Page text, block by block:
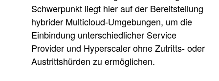
Schwerpunkt liegt hier auf der Bereitstellung
hybrider Multicloud-Umgebungen, um die
Einbindung unterschiedlicher Service
Provider und Hyperscaler ohne Zutritts- oder
Austrittshürden zu ermöglichen.